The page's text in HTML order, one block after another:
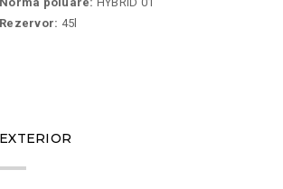
Rezervor: 45l
EXTERIOR